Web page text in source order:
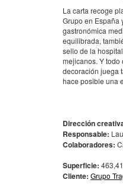
La carta recoge
Grupo en España
gastronómica
equilibrada,
sello de la
mejicanos. Y todo
decoración juega
hace posible una
Dirección
Responsable:
Colaboradores:
Superficie:
Cliente: Grupo